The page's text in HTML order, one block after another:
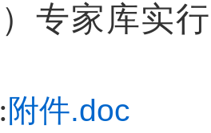
）专家库实
:附件.doc